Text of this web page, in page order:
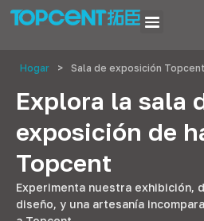
Hogar > Sala de exposición Topcent
Explora la sala
exposición de
Topcent
Experimenta nuestra exhibición,
diseño, y una artesanía